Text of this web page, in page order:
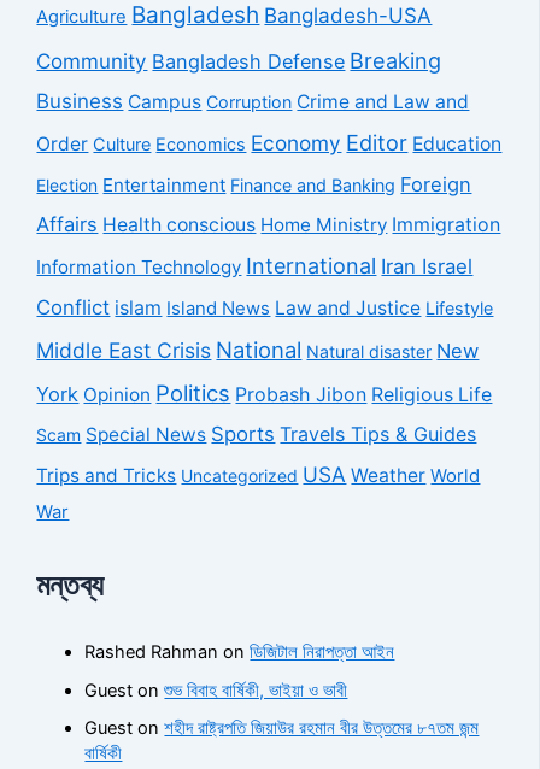
Agriculture Bangladesh Bangladesh-USA
Community Bangladesh Defense Breaking
Business Campus Corruption Crime and Law and
Order Culture Economics Economy Editor Education
Election Entertainment Finance and Banking Foreign
Affairs Health conscious Home Ministry Immigration
Information Technology International Iran Israel
Conflict islam Island News Law and Justice Lifestyle
Middle East Crisis National Natural disaster New
York Opinion Politics Probash Jibon Religious Life
Scam Special News Sports Travels Tips & Guides
Trips and Tricks Uncategorized USA Weather World
War
মন্তব্য
Rashed Rahman onডিজিটাল নিরাপত্তা আইন
Guest onশুভ বিবাহ বার্ষিকী, ভাইয়া ও ভাবী
Guest onশহীদ রাষ্ট্রপতি জিয়াউর রহমান বীর উত্তমের ৮৭তম জন্ম
বার্ষিকী